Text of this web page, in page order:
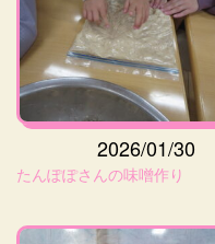
2026/01/30
たんぽぽさんの味噌作り